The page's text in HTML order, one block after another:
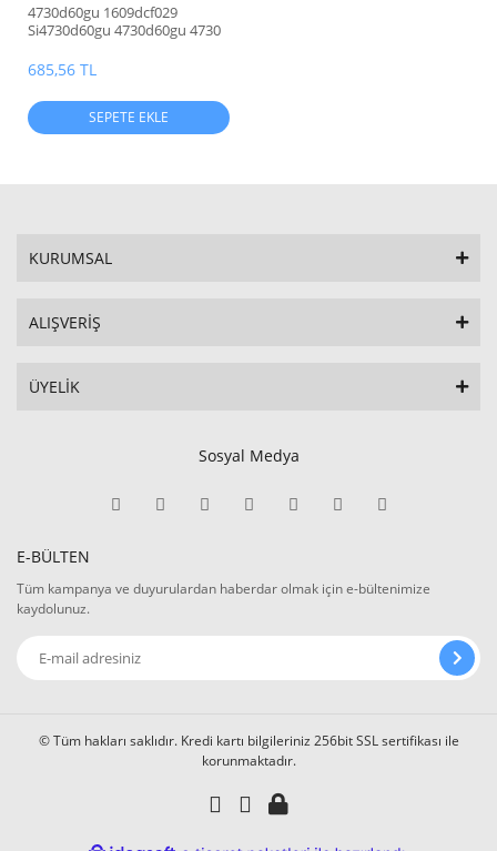
4730d60gu 1609dcf029
Si4730d60gu 4730d60gu 4730
AM/FM/SW/LW RADIO
RECEIVER
685,56 TL
SEPETE EKLE
KURUMSAL
ALIŞVERİŞ
ÜYELİK
Sosyal Medya
E-BÜLTEN
Tüm kampanya ve duyurulardan haberdar olmak için e-bültenimize
kaydolunuz.
© Tüm hakları saklıdır. Kredi kartı bilgileriniz 256bit SSL sertifikası ile
korunmaktadır.